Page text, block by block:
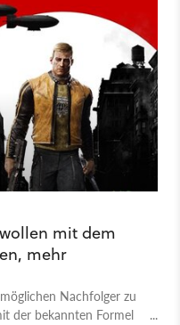
mit dem
mehr
Nachfolger zu
der bekannten Formel